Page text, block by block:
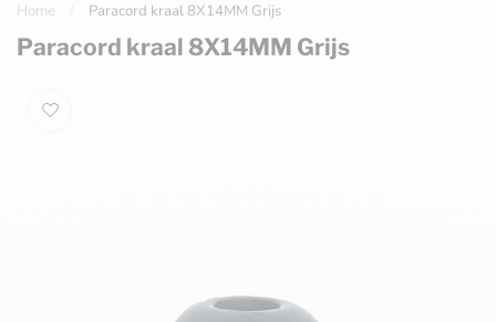
Home Paracord kraal 8X14MM Grijs
Paracord kraal 8X14MM Grijs